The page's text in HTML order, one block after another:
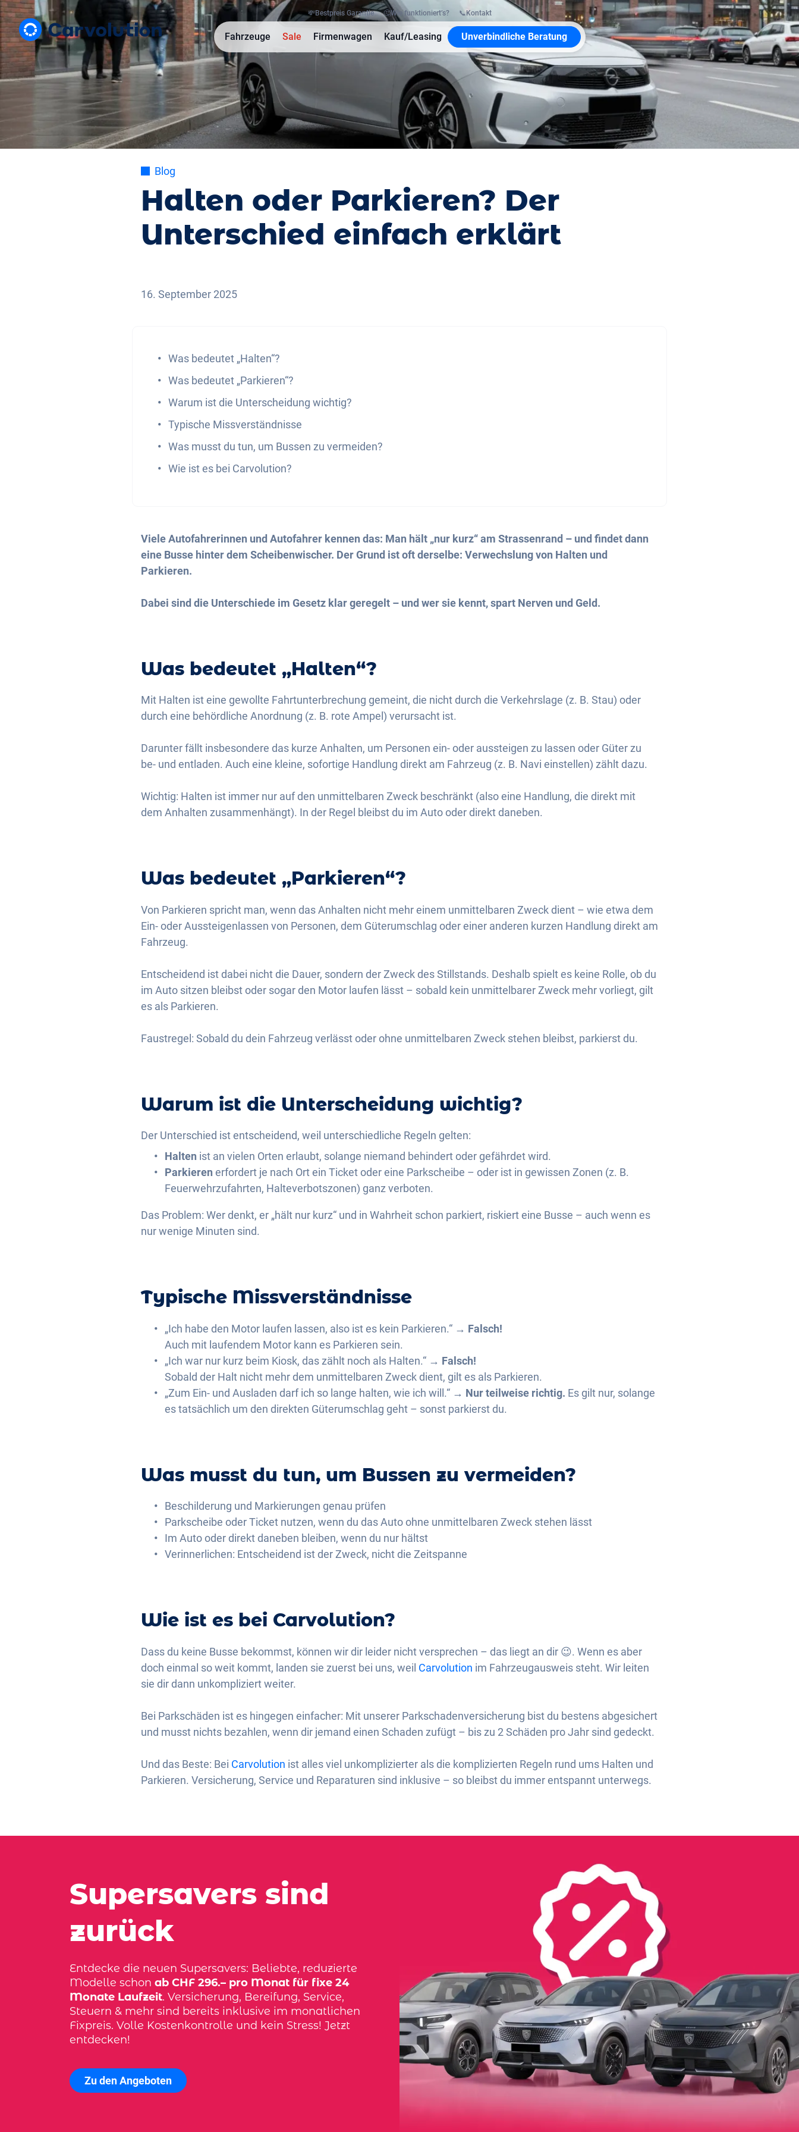
💸Bestpreis Garantie 🤔Wie funktioniert’s? 📞Kontakt
Fahrzeuge Sale Firmenwagen Kauf/Leasing Unverbindliche Beratung
Blog
Halten oder Parkieren? Der
Unterschied einfach erklärt
16. September 2025
Was bedeutet „Halten“?
Was bedeutet „Parkieren“?
Warum ist die Unterscheidung wichtig?
Typische Missverständnisse
Was musst du tun, um Bussen zu vermeiden?
Wie ist es bei Carvolution?
Viele Autofahrerinnen und Autofahrer kennen das: Man hält „nur kurz“ am Strassenrand – und findet dann
eine Busse hinter dem Scheibenwischer. Der Grund ist oft derselbe: Verwechslung von Halten und
Parkieren.
Dabei sind die Unterschiede im Gesetz klar geregelt – und wer sie kennt, spart Nerven und Geld.
Was bedeutet „Halten“?
Mit Halten ist eine gewollte Fahrtunterbrechung gemeint, die nicht durch die Verkehrslage (z. B. Stau) oder
durch eine behördliche Anordnung (z. B. rote Ampel) verursacht ist.
Darunter fällt insbesondere das kurze Anhalten, um Personen ein- oder aussteigen zu lassen oder Güter zu
be- und entladen. Auch eine kleine, sofortige Handlung direkt am Fahrzeug (z. B. Navi einstellen) zählt dazu.
Wichtig: Halten ist immer nur auf den unmittelbaren Zweck beschränkt (also eine Handlung, die direkt mit
dem Anhalten zusammenhängt). In der Regel bleibst du im Auto oder direkt daneben.
Was bedeutet „Parkieren“?
Von Parkieren spricht man, wenn das Anhalten nicht mehr einem unmittelbaren Zweck dient – wie etwa dem
Ein- oder Aussteigenlassen von Personen, dem Güterumschlag oder einer anderen kurzen Handlung direkt am
Fahrzeug.
Entscheidend ist dabei nicht die Dauer, sondern der Zweck des Stillstands. Deshalb spielt es keine Rolle, ob du
im Auto sitzen bleibst oder sogar den Motor laufen lässt – sobald kein unmittelbarer Zweck mehr vorliegt, gilt
es als Parkieren.
Faustregel: Sobald du dein Fahrzeug verlässt oder ohne unmittelbaren Zweck stehen bleibst, parkierst du.
Warum ist die Unterscheidung wichtig?
Der Unterschied ist entscheidend, weil unterschiedliche Regeln gelten:
Halten ist an vielen Orten erlaubt, solange niemand behindert oder gefährdet wird.
Parkieren erfordert je nach Ort ein Ticket oder eine Parkscheibe – oder ist in gewissen Zonen (z. B.
Feuerwehrzufahrten, Halteverbotszonen) ganz verboten.
Das Problem: Wer denkt, er „hält nur kurz“ und in Wahrheit schon parkiert, riskiert eine Busse – auch wenn es
nur wenige Minuten sind.
Typische Missverständnisse
„Ich habe den Motor laufen lassen, also ist es kein Parkieren.“ → Falsch!
Auch mit laufendem Motor kann es Parkieren sein.
„Ich war nur kurz beim Kiosk, das zählt noch als Halten.“ → Falsch!
Sobald der Halt nicht mehr dem unmittelbaren Zweck dient, gilt es als Parkieren.
„Zum Ein- und Ausladen darf ich so lange halten, wie ich will.“ → Nur teilweise richtig. Es gilt nur, solange
es tatsächlich um den direkten Güterumschlag geht – sonst parkierst du.
Was musst du tun, um Bussen zu vermeiden?
Beschilderung und Markierungen genau prüfen
Parkscheibe oder Ticket nutzen, wenn du das Auto ohne unmittelbaren Zweck stehen lässt
Im Auto oder direkt daneben bleiben, wenn du nur hältst
Verinnerlichen: Entscheidend ist der Zweck, nicht die Zeitspanne
Wie ist es bei Carvolution?
Dass du keine Busse bekommst, können wir dir leider nicht versprechen – das liegt an dir 😉. Wenn es aber
doch einmal so weit kommt, landen sie zuerst bei uns, weil Carvolution im Fahrzeugausweis steht. Wir leiten
sie dir dann unkompliziert weiter.
Bei Parkschäden ist es hingegen einfacher: Mit unserer Parkschadenversicherung bist du bestens abgesichert
und musst nichts bezahlen, wenn dir jemand einen Schaden zufügt – bis zu 2 Schäden pro Jahr sind gedeckt.
Und das Beste: Bei Carvolution ist alles viel unkomplizierter als die komplizierten Regeln rund ums Halten und
Parkieren. Versicherung, Service und Reparaturen sind inklusive – so bleibst du immer entspannt unterwegs.
Supersavers sind
zurück
Entdecke die neuen Supersavers: Beliebte, reduzierte
Modelle schon ab CHF 296.– pro Monat für fixe 24
Monate Laufzeit. Versicherung, Bereifung, Service,
Steuern & mehr sind bereits inklusive im monatlichen
Fixpreis. Volle Kostenkontrolle und kein Stress! Jetzt
entdecken!
Zu den Angeboten